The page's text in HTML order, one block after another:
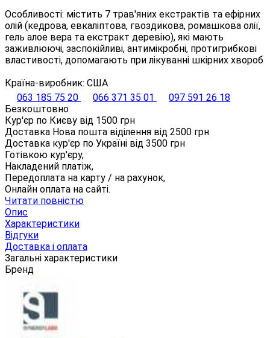
Особливості: містить 7 трав'яних екстрактів та ефірних
олій (кедрова, евкаліптова, гвоздикова, ромашкова олії,
гель алое вера та екстракт деревію), які мають
заживлюючі, заспокійливі, антимікробні, протигрибкові
властивості, допомагають при лікуванні шкірних хвороб
Країна-виробник: США
063 185 75 20
066 371 35 01
097 591 26 18
Безкоштовно
Кур'єр по Києву від 1500 грн
Доставка Нова пошта віділення від 2500 грн
Доставка кур'єр по Україні від 3500 грн
Готівкою кур'єру,
Накладений платіж,
Передоплата на карту / на рахунок,
Онлайн оплата на сайті.
Читати повністю
Опис
Характеристики
Відгуки
Доставка і оплата
Загальні характеристики
Бренд